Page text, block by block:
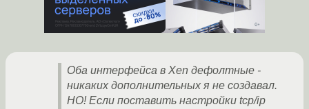
Оба интерфейса в Xen дефолтные -
никаких дополнительных я не создавал.
НО! Если поставить настройки tcp/ip